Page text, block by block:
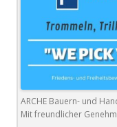
ARCHE Bauern- und
Mit freundlicher